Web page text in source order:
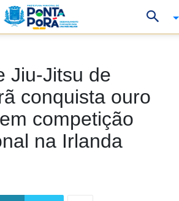
Jiu-Jitsu de
conquista ouro
competição
na Irlanda